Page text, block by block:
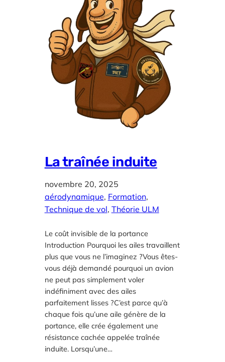
La traînée induite
novembre 20, 2025
aérodynamique, Formation
Technique de vol, Théorie ULM
Le coût invisible de la portance
Introduction Pourquoi les ailes travaillent
plus que vous ne l’imaginez ?Vous êtes-
vous déjà demandé pourquoi un avion
ne peut pas simplement voler
indéfiniment avec des ailes
parfaitement lisses ?C’est parce qu’à
chaque fois qu’une aile génère de la
portance, elle crée également une
résistance cachée appelée traînée
induite. Lorsqu’une…